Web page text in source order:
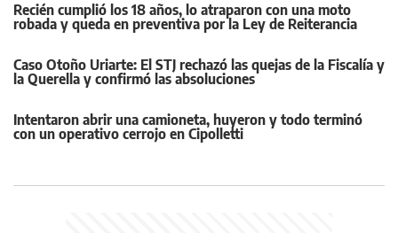
Recién cumplió los 18 años, lo atraparon con una moto
robada y queda en preventiva por la Ley de Reiterancia
Caso Otoño Uriarte: El STJ rechazó las quejas de la Fiscalía y
la Querella y confirmó las absoluciones
Intentaron abrir una camioneta, huyeron y todo terminó
con un operativo cerrojo en Cipolletti